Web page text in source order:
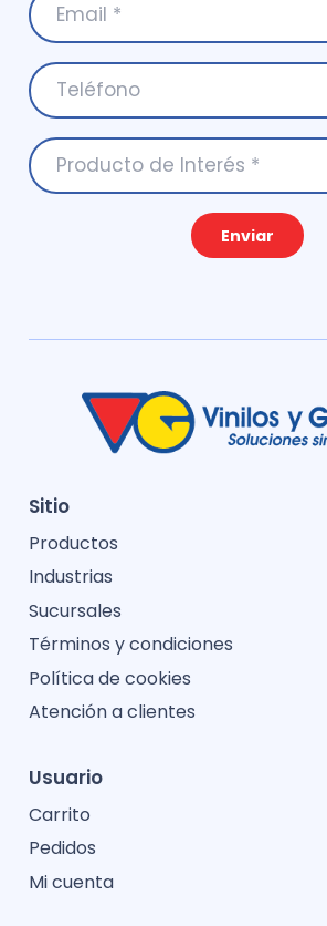
Enviar
Sitio
Productos
Industrias
Sucursales
Términos y condiciones
Política de cookies
Atención a clientes
Usuario
Carrito
Pedidos
Mi cuenta